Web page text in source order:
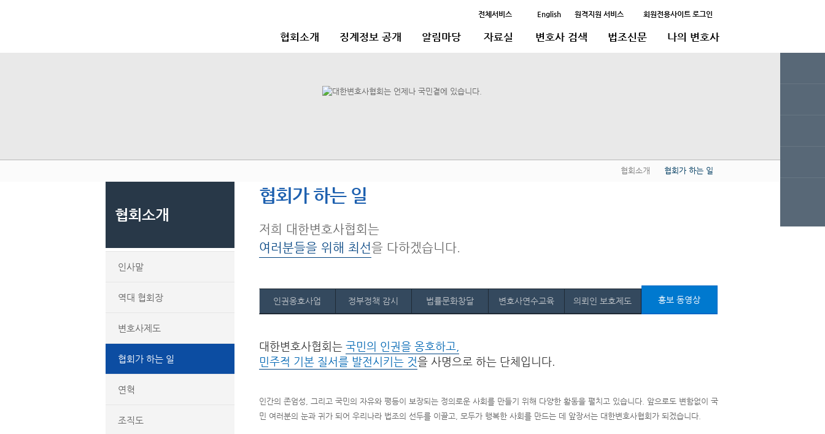
전체서비스 English 원격지원 서비스 회원전용사이트 로그인
협회소개 징계정보 공개 알림마당 자료실 변호사 검색 법조신문 나의 변호사
협회소개 협회가 하는 일
협회소개
인사말
역대 협회장
변호사제도
협회가 하는 일
연혁
조직도
협회가 하는 일
저희 대한변호사협회는
여러분들을 위해 최선을 다하겠습니다.
인권옹호사업 정부정책 감시 법률문화창달 변호사연수교육 의뢰인 보호제도 홍보 동영상
대한변호사협회는 국민의 인권을 옹호하고,
민주적 기본 질서를 발전시키는 것을 사명으로 하는 단체입니다.
인간의 존엄성, 그리고 국민의 자유와 평등이 보장되는 정의로운 사회를 만들기 위해 다양한 활동을 펼치고 있습니다. 앞으로도 변함없이 국
민 여러분의 눈과 귀가 되어 우리나라 법조의 선두를 이끌고, 모두가 행복한 사회를 만드는 데 앞장서는 대한변호사협회가 되겠습니다.